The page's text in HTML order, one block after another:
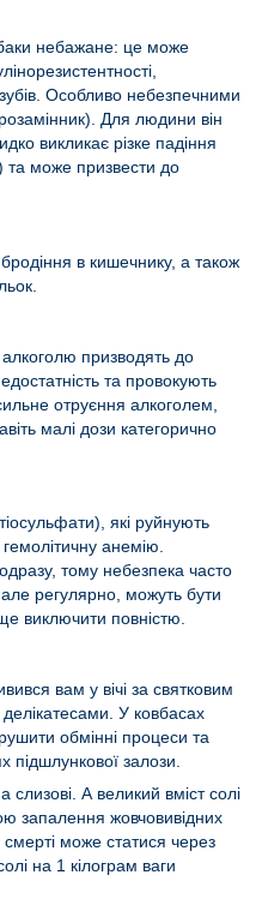
небажане: це може
Особливо небезпечними
Для людини він
викликає різке падіння
та може призвести до
в кишечнику, а також
призводять до
та провокують
отруєння алкоголем,
малі дози категорично
які руйнують
анемію.
тому небезпека часто
але регулярно, можуть бути
виключити повністю.
вам у вічі за святковим
У ковбасах
обмінні процеси та
підшлункової залози.
слизові. А великий вміст солі
запалення жовчовивідних
може статися через
на 1 кілограм ваги